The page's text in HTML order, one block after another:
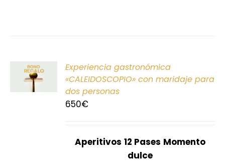
Experiencia gastronómica
«CALEIDOSCOPIO» con maridaje para
dos personas
650€
Aperitivos 12 Pases Momento
dulce